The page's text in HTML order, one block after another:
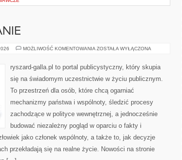
MOŻLIWOŚĆ KOMENTOWANIA WYBORY
ZOSTAŁA WYŁĄCZONA
ryszard-galla.pl to portal publicystyczny, który skupia
się na świadomym uczestnictwie w życiu publicznym.
To przestrzeń dla osób, które chcą ogarniać
mechanizmy państwa i wspólnoty, śledzić procesy
zachodzące w polityce wewnętrznej, a jednocześnie
budować niezależny pogląd w oparciu o fakty i
jako członek wspólnoty, a także to, jak decyzje
przekładają się na realne życie. Nowości na stronie